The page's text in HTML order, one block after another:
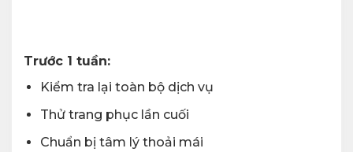
Trước 1 tuần:
Kiểm tra lại toàn bộ dịch vụ
Thử trang phục lần cuối
Chuẩn bị tâm lý thoải mái